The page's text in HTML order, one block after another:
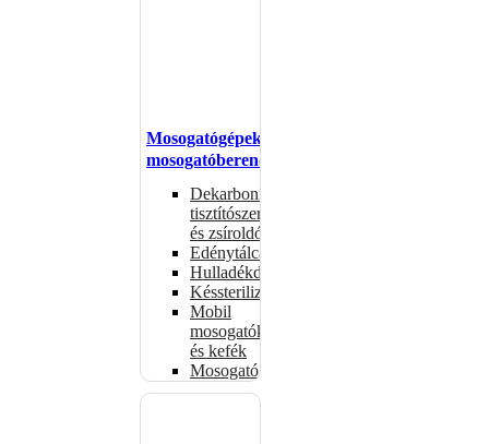
Mosogatógépek,
mosogatóberendezések
Dekarbonizáló
tisztítószerek
és zsíroldók
Edénytálcák
Hulladékdarálók
Késsterilizátorok
Mobil
mosogatók
és kefék
Mosogatógépkosarak